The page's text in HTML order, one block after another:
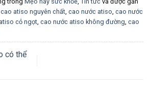
trong Mẹo hay sức khỏe, Tin tức và được gắn
cao atiso nguyên chất, cao nước atiso, cao nước
cỏ ngọt, cao nước atiso không đường, cao
có thể